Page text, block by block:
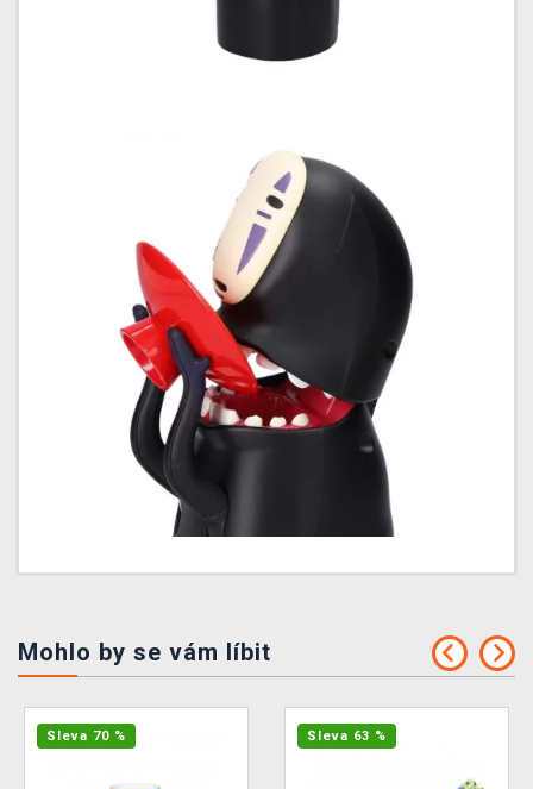
Mohlo by se vám líbit
Sleva 70 % Sleva 63 %